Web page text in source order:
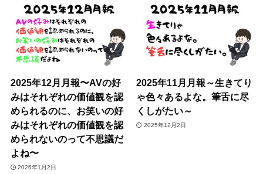
2025年12月月報〜AVの好
みはそれぞれの価値観を認
められるのに、お笑いの好
みはそれぞれの価値観を認
められないのって不思議だ
よね〜
2026年1月2日
2025年11月月報～生きてり
ゃ色々あるよな。筆舌に尽
くしがたい～
2025年12月2日